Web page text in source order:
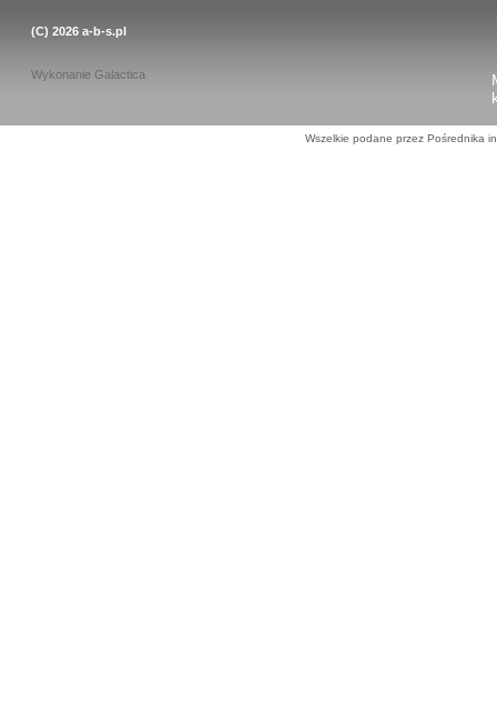
(C) 2026 a-b-s.pl
Wykonanie Galactica
Wszelkie podane przez Pośrednika